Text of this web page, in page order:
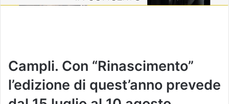
Campli. Con “Rinascimento”
l’edizione di quest’anno prevede